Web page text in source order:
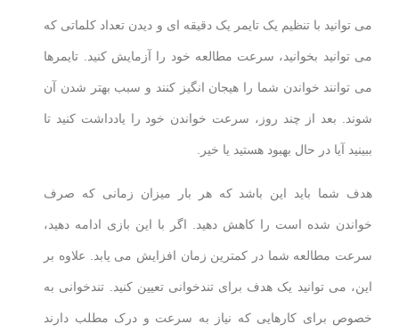
می توانید با تنظیم یک تایمر یک دقیقه ای و دیدن تعداد کلماتی که
می توانید بخوانید، سرعت مطالعه خود را آزمایش کنید. تایمرها
می توانند خواندن شما را هیجان انگیز کنند و سبب بهتر شدن آن
شوند. بعد از چند روز، سرعت خواندن خود را یادداشت کنید تا
ببینید آیا در حال بهبود هستید یا خیر.
هدف شما باید این باشد که هر بار میزان زمانی که صرف
خواندن شده است را کاهش دهید. اگر با این بازی ادامه دهید،
سرعت مطالعه شما در کمترین زمان افزایش می یابد. علاوه بر
این، می توانید یک هدف برای تندخوانی تعیین کنید. تندخوانی به
خصوص برای کارهایی که نیاز به سرعت و درک مطلب دارند